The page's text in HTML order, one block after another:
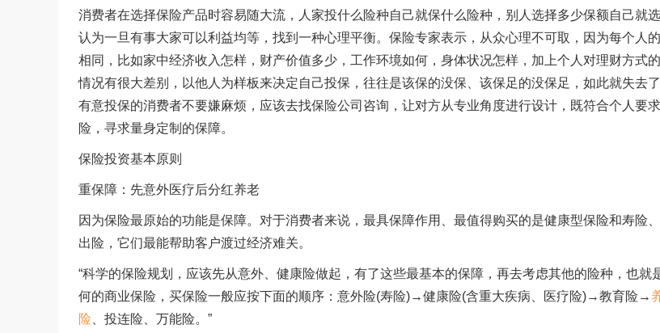
消费者在选择保险产品时容易随大流，人家投什么险种自己就保什么险种，别人选择多少保额自己就选
认为一旦有事大家可以利益均等，找到一种心理平衡。保险专家表示，从众心理不可取，因为每个人
相同，比如家中经济收入怎样，财产价值多少，工作环境如何，身体状况怎样，加上个人对理财方式
情况有很大差别，以他人为样板来决定自己投保，往往是该保的没保、该保足的没保足，如此就失去了
有意投保的消费者不要嫌麻烦，应该去找保险公司咨询，让对方从专业角度进行设计，既符合个人要
险，寻求量身定制的保障。
保险投资基本原则
重保障：先意外医疗后分红养老
因为保险最原始的功能是保障。对于消费者来说，最具保障作用、最值得购买的是健康型保险和寿险
出险，它们最能帮助客户渡过经济难关。
“科学的保险规划，应该先从意外、健康险做起，有了这些最基本的保障，再去考虑其他的险种，也就
何的商业保险，买保险一般应按下面的顺序：意外险(寿险)→健康险(含重大疾病、医疗险)→教育险→
险 、投连险、万能险。”